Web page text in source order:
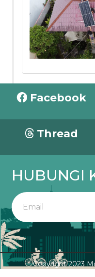
Facebook
Thread
HUBUNGI
Copyright 2023